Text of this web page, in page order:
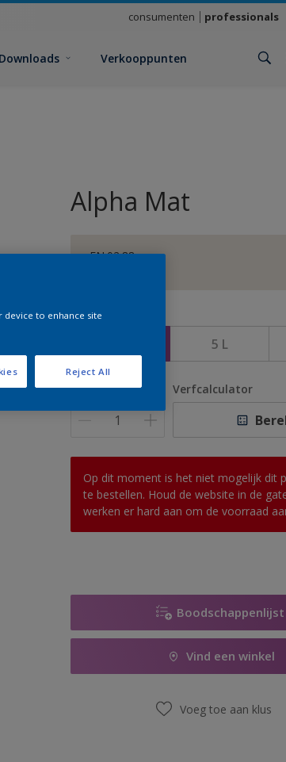
consumenten professionals
Downloads Verkooppunten
Alpha Mat
FN.02.88
Grootte
5 L
Aantal Verfcalculator
Op dit moment is het niet mogelijk dit
te bestellen. Houd de website in de
werken er hard aan om de voorraad
Boodschappenlijst
Vind een winkel
Voeg toe aan klus
device to enhance site
Reject All